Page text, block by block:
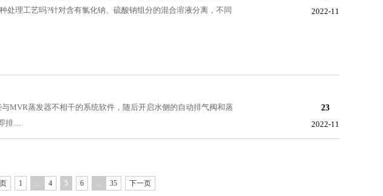
处理工艺吗?针对含有氯化钠、硫酸钠组分的混合溶液分离，不同
2022-11
MVR蒸发器不相干的系统软件，随后开启水侧的自动排气阀和蒸
排…
23
2022-11
1 ... 4 5 6 ... 35
下一页